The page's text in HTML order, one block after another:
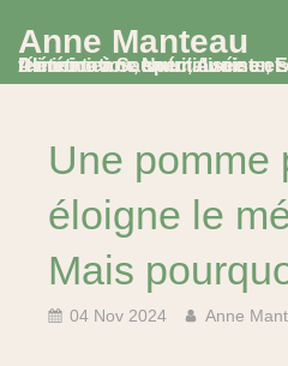
Anne Manteau
Diététicienne Nutritionniste, Experte en Nutrition et Alimentation, spécialisée en santé
Une pomme
éloigne le
Mais
04 Nov 2024 Anne